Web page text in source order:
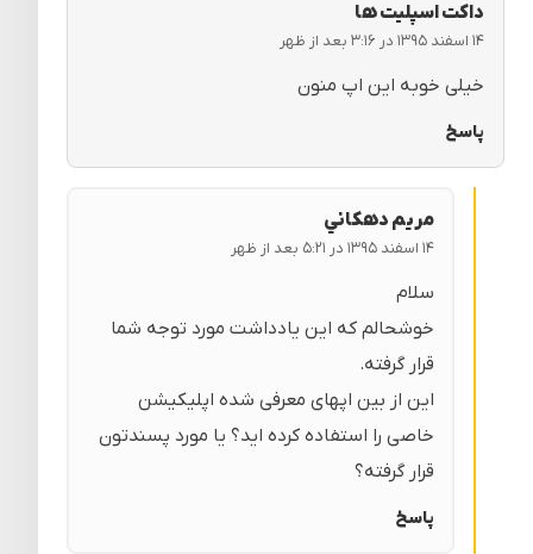
داکت اسپلیت ها
۱۴ اسفند ۱۳۹۵ در ۳:۱۶ بعد از ظهر
خیلی خوبه این اپ منون
پاسخ
مريم دهكاني
۱۴ اسفند ۱۳۹۵ در ۵:۲۱ بعد از ظهر
سلام
خوشحالم که این یادداشت مورد توجه شما
قرار گرفته.
این از بین اپهای معرفی شده اپلیکیشن
خاصی را استفاده کرده اید؟ یا مورد پسندتون
قرار گرفته؟
پاسخ